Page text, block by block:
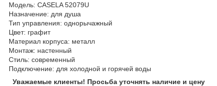
Модель: CASELA 52079U
Назначение: для душа
Тип управления: однорычажный
Цвет: графит
Материал корпуса: металл
Монтаж: настенный
Стиль: современный
Подключение: для холодной и горячей воды
Уважаемые клиенты! Просьба уточнять наличие и цену